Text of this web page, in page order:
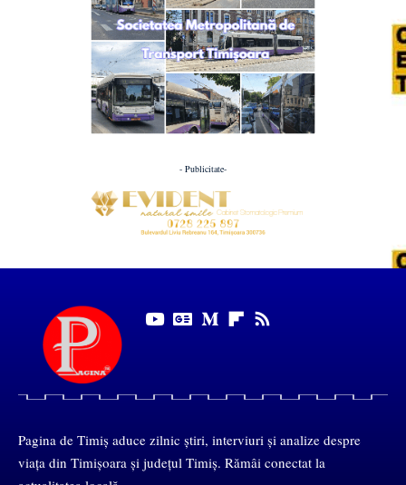
- Publicitate-
Pagina de Timiș aduce zilnic știri, interviuri și analize despre
viața din Timișoara și județul Timiș. Rămâi conectat la